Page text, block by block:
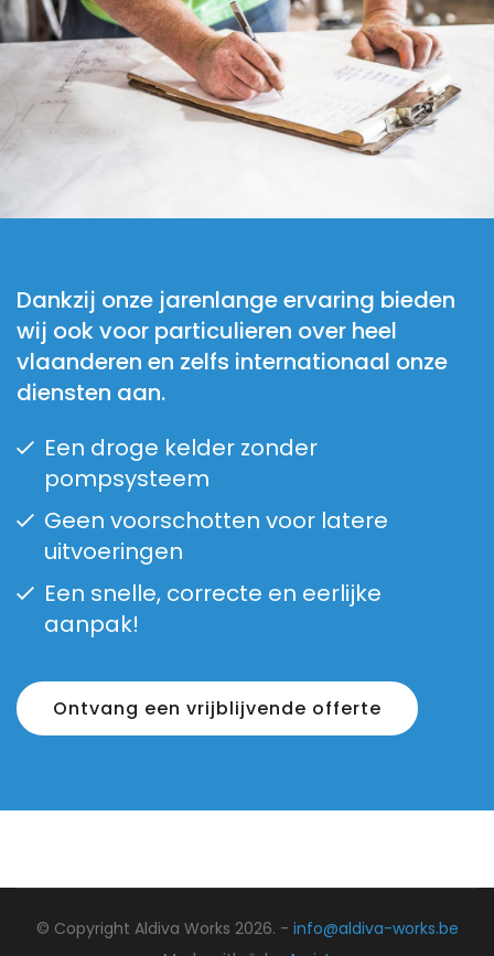
Dankzij onze jarenlange ervaring bieden
wij ook voor particulieren over heel
vlaanderen en zelfs internationaal onze
diensten aan.
Een droge kelder zonder
pompsysteem
Geen voorschotten voor latere
uitvoeringen
Een snelle, correcte en eerlijke
aanpak!
Ontvang een vrijblijvende offerte
© Copyright Aldiva Works 2026. - info@aldiva-works.be